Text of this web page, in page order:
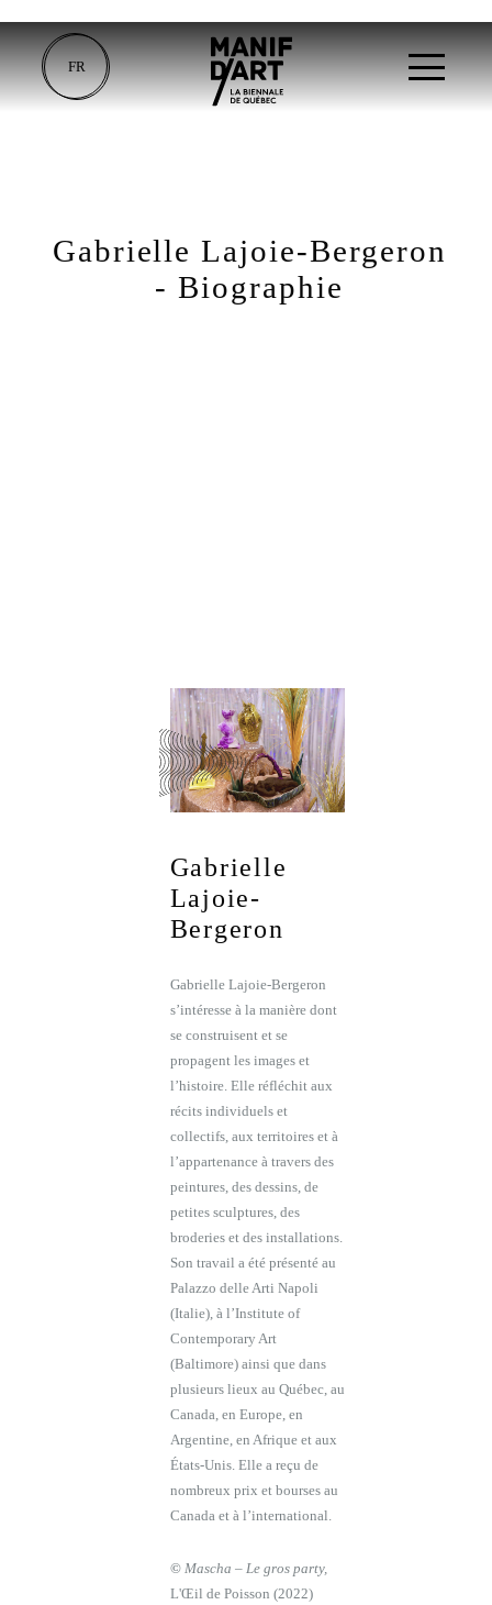
FR
Gabrielle Lajoie-Bergeron
- Biographie
Gabrielle
Lajoie-
Bergeron
Gabrielle Lajoie-Bergeron
s’intéresse à la manière dont
se construisent et se
propagent les images et
l’histoire. Elle réfléchit aux
récits individuels et
collectifs, aux territoires et à
l’appartenance à travers des
peintures, des dessins, de
petites sculptures, des
broderies et des installations.
Son travail a été présenté au
Palazzo delle Arti Napoli
(Italie), à l’Institute of
Contemporary Art
(Baltimore) ainsi que dans
plusieurs lieux au Québec, au
Canada, en Europe, en
Argentine, en Afrique et aux
États-Unis. Elle a reçu de
nombreux prix et bourses au
Canada et à l’international.
© Mascha – Le gros party,
L'Œil de Poisson (2022)